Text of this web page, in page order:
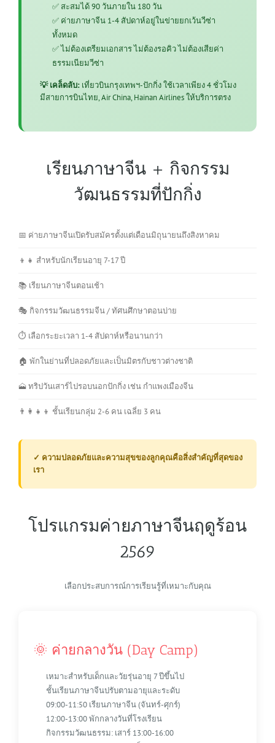
✅ สะสมได้ 90 วันภายใน 180 วัน
✅ ค่ายภาษาจีน 1-4 สัปดาห์อยู่ในข่ายยกเว้นวีซ่า
ทั้งหมด
✅ ไม่ต้องเตรียมเอกสาร ไม่ต้องรอคิว ไม่ต้องเสียค่า
ธรรมเนียมวีซ่า
💡 เคล็ดลับ:เที่ยวบินกรุงเทพฯ-ปักกิ่ง ใช้เวลาเพียง 4 ชั่วโมง
มีสายการบินไทย, Air China, Hainan Airlines ให้บริการตรง
เรียนภาษาจีน + กิจกรรม
วัฒนธรรมที่ปักกิ่ง
📅 ค่ายภาษาจีนเปิดรับสมัครตั้งแต่เดือนมิถุนายนถึงสิงหาคม
👦👧 สำหรับนักเรียนอายุ 7-17 ปี
📚 เรียนภาษาจีนตอนเช้า
🎭 กิจกรรมวัฒนธรรมจีน / ทัศนศึกษาตอนบ่าย
⏱️ เลือกระยะเวลา 1-4 สัปดาห์หรือนานกว่า
🏠 พักในย่านที่ปลอดภัยและเป็นมิตรกับชาวต่างชาติ
🗻 ทริปวันเสาร์ไปรอบนอกปักกิ่ง เช่น กำแพงเมืองจีน
👨‍👩‍👧‍👦 ชั้นเรียนกลุ่ม 2-6 คน เฉลี่ย 3 คน
✓ ความปลอดภัยและความสุขของลูกคุณคือสิ่งสำคัญที่สุดของ
เรา
โปรแกรมค่ายภาษาจีนฤดูร้อน
2569
เลือกประสบการณ์การเรียนรู้ที่เหมาะกับคุณ
🌞 ค่ายกลางวัน (Day Camp)
เหมาะสำหรับเด็กและวัยรุ่นอายุ 7 ปีขึ้นไป
ชั้นเรียนภาษาจีนปรับตามอายุและระดับ
09:00-11:50 เรียนภาษาจีน (จันทร์-ศุกร์)
12:00-13:00 พักกลางวันที่โรงเรียน
กิจกรรมวัฒนธรรม: เสาร์ 13:00-16:00